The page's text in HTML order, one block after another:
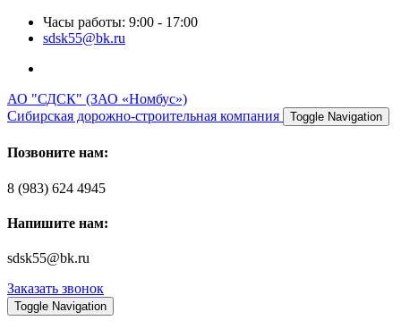
Часы работы: 9:00 - 17:00
sdsk55@bk.ru
АО "СДСК" (ЗАО «Номбус»)
Сибирская дорожно-строительная компания
Toggle Navigation
Позвоните нам:
8 (983) 624 4945
Напишите нам:
sdsk55@bk.ru
Заказать звонок
Toggle Navigation